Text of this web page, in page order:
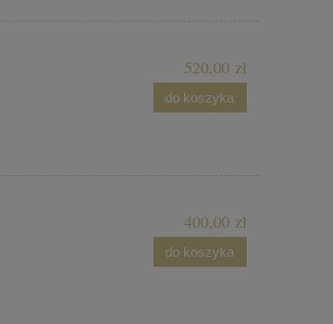
520,00 zł
do koszyka
400,00 zł
do koszyka